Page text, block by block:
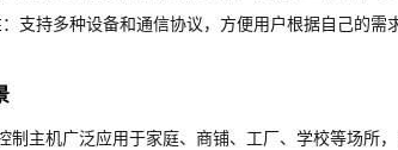
支持多种设备和通信协议，方便用户根据自己的需
制主机广泛应用于家庭、商铺、工厂、学校等场所